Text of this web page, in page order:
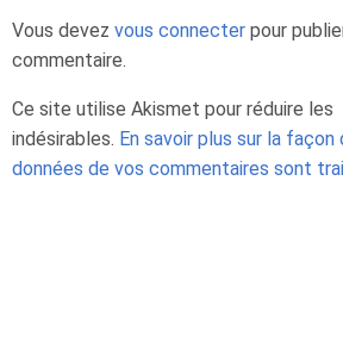
Vous devez vous connecter pour
commentaire.
Ce site utilise Akismet pour réduire les
indésirables. En savoir plus sur la façon
données de vos commentaires sont